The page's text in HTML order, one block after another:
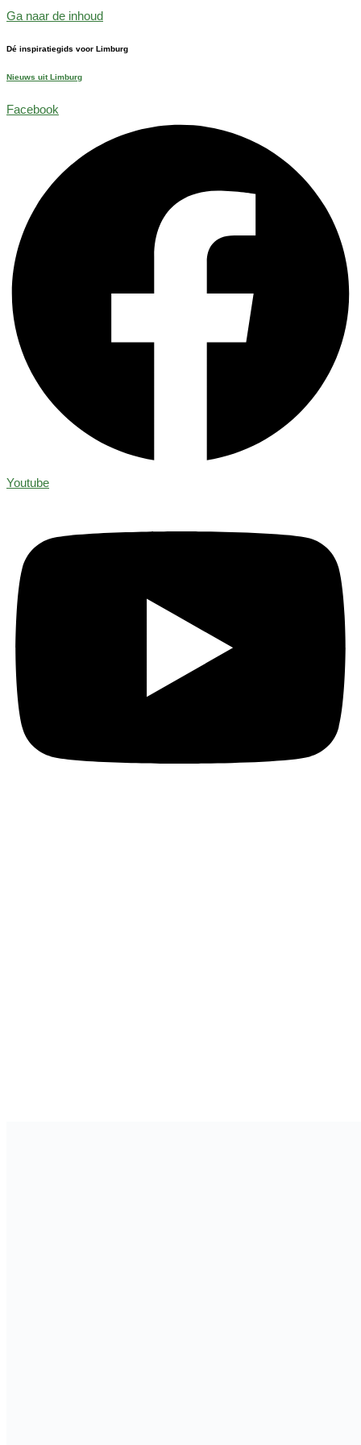
Ga naar de inhoud
Dé inspiratiegids voor Limburg
Nieuws uit Limburg
Facebook
Youtube